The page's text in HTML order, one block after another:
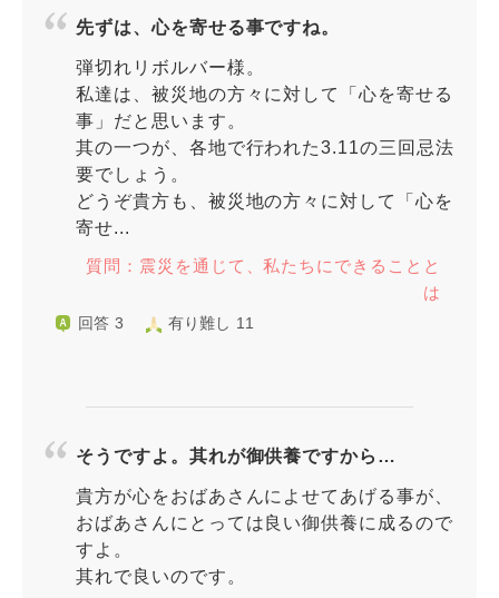
先ずは、心を寄せる事ですね。
弾切れリボルバー様。
私達は、被災地の方々に対して「心を寄せる
事」だと思います。
其の一つが、各地で行われた3.11の三回忌法
要でしょう。
どうぞ貴方も、被災地の方々に対して「心を
寄せ...
質問：震災を通じて、私たちにできることと
は
回答 3 有り難し 11
そうですよ。其れが御供養ですから…
貴方が心をおばあさんによせてあげる事が、
おばあさんにとっては良い御供養に成るので
すよ。
其れで良いのです。